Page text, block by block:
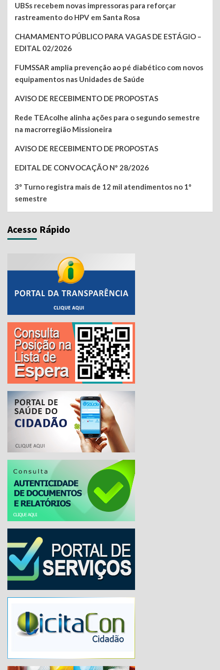
UBSs recebem novas impressoras para reforçar
rastreamento do HPV em Santa Rosa
CHAMAMENTO PÚBLICO PARA VAGAS DE ESTÁGIO –
EDITAL 02/2026
FUMSSAR amplia prevenção ao pé diabético com novos
equipamentos nas Unidades de Saúde
AVISO DE RECEBIMENTO DE PROPOSTAS
Rede TEAcolhe alinha ações para o segundo semestre
na macrorregião Missioneira
AVISO DE RECEBIMENTO DE PROPOSTAS
EDITAL DE CONVOCAÇÃO Nº 28/2026
3º Turno registra mais de 12 mil atendimentos no 1º
semestre
Acesso Rápido